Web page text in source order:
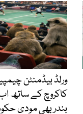
ورلڈ بیڈمنٹن
کاکروچ کے ساتھ
بندر بھی مودی